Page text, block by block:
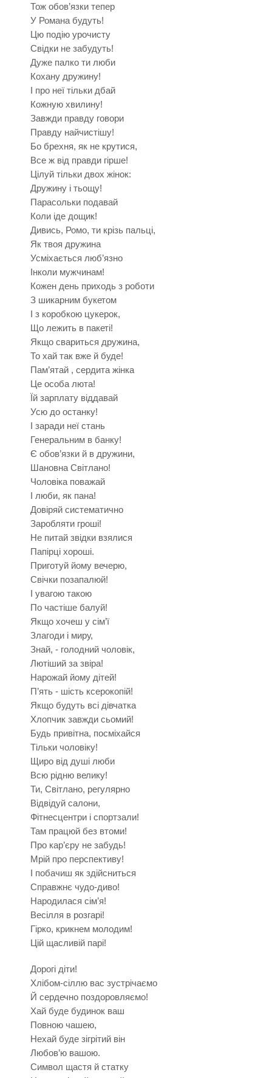
Тож обов’язки тепер
У Романа будуть!
Цю подію урочисту
Свідки не забудуть!
Дуже палко ти люби
Кохану дружину!
І про неї тільки дбай
Кожную хвилину!
Завжди правду говори
Правду найчистішу!
Бо брехня, як не крутися,
Все ж від правди гірше!
Цілуй тільки двох жінок:
Дружину і тьощу!
Парасольки подавай
Коли іде дощик!
Дивись, Ромо, ти крізь пальці,
Як твоя дружина
Усміхається люб’язно
Інколи мужчинам!
Кожен день приходь з роботи
З шикарним букетом
І з коробкою цукерок,
Що лежить в пакеті!
Якщо свариться дружина,
То хай так вже й буде!
Пам’ятай , сердита жінка
Це особа люта!
Їй зарплату віддавай
Усю до останку!
І заради неї стань
Генеральним в банку!
Є обов’язки й в дружини,
Шановна Світлано!
Чоловіка поважай
І люби, як пана!
Довіряй систематично
Заробляти гроші!
Не питай звідки взялися
Папірці хороші.
Приготуй йому вечерю,
Свічки позапалюй!
І увагою такою
По частіше балуй!
Якщо хочеш у сім’ї
Злагоди і миру,
Знай, - голодний чоловік,
Лютіший за звіра!
Нарожай йому дітей!
П’ять - шість ксерокопій!
Якщо будуть всі дівчатка
Хлопчик завжди сьомий!
Будь привітна, посміхайся
Тільки чоловіку!
Щиро від душі люби
Всю рідню велику!
Ти, Світлано, регулярно
Відвідуй салони,
Фітнесцентри і спортзали!
Там працюй без втоми!
Про кар’єру не забудь!
Мрій про перспективу!
І побачиш як здійсниться
Справжнє чудо-диво!
Народилася сім’я!
Весілля в розгарі!
Гірко, крикнем молодим!
Цій щасливій парі!
Дорогі діти!
Хлібом-сіллю вас зустрічаємо
Й сердечно поздоровляємо!
Хай буде будинок ваш
Повною чашею,
Нехай буде зігрітий він
Любов’ю вашою.
Символ щастя й статку